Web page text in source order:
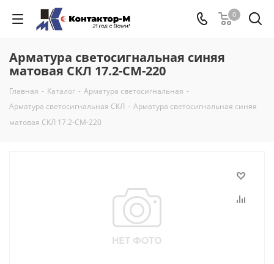
0
Арматура светосигнальная синяя
матовая СКЛ 17.2-СМ-220
Главная - Каталог - Арматура светосигнальная -
Арматура светосигнальная СКЛ - Арматура светосигнальная синяя
матовая СКЛ 17.2-СМ-220